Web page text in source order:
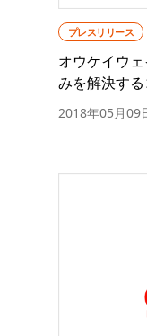
プレスリリース
オウケイウ
みを解決す
2018年05月09